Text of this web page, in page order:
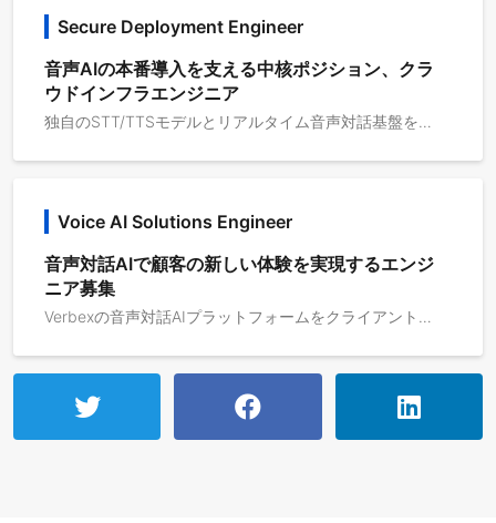
Secure Deployment Engineer
音声AIの本番導入を支える中核ポジション、クラ
ウドインフラエンジニア
独自のSTT/TTSモデルとリアルタイム音声対話基盤を持つ音声対話AIプラットフォームにおいて、金融機関、大手エンタープライズ、自治体・官公庁、医療機関、BPO事業者、SIerなど、より高いセキュリティ要件を持つ領域への導入を拡大していきます。従来のクラウド提供に加え、オンプレミス、プライベートクラウドからの閉域アクセス、ガバメントクラウド対象クラウドサービス上での利用を想定した構成への対応を予定しています。今後特に増えるのは、AzureやAWS、GCP上に顧客専用のVerbex環境を構築し、Public Internetに公開せず、承認済みクライアントや閉域ネットワークからのみ接続する構成です。このようなセキュアな導入形態を、顧客のネットワーク、セキュリティポリシー、既存システム、監査要件に合わせて設計・構築できるクラウドインフラエンジニアを募集します。最先端尾リアルタイム音声対話AIを大企業・公共機関の本番環境に安全に導入するための中核ポジションであり、単発の構築ではなく、再利用可能なデプロイメントパターン、IaCテンプレート、セキュリティ標準、運用監視設計を作っていくフェーズです！主な対象は、以下のような構成です。1. 顧客専用クラウド環境の構築Azure、AWS、GCPなどのクラウド上に、顧客ごとに分離されたVerbex専用環境を構築します。想定コンポーネントは以下です。Verbex Runtime Callhandler Agent Worker Storage Monitoring Logging API Gateway / Load Balancer Container / Kubernetes / VMベースの実行環境 Azure OpenAI / OpenAI / 外部LLMサービスとの接続 PBX、CTI、CRM、FAQ、予約システム、基幹システムとの接続2. 閉域・限定接続構成の設計Public Internetに公開せず、承認済みクライアントや顧客ネットワークからのみ接続可能な構成を設計します。具体的には以下のような設計・実装を想定しています。Private Endpoint / Private Link VNet / VPC設計 VPN / 専用線 / ExpressRoute / Direct Connect 等との接続設計 IP allowlist / firewall / security group / NSG設定 Public endpointを持たないAPI構成 顧客拠点、社内ネットワーク、コンタクトセンター基盤との接続 PBX・SIP・CTI・CRMとのセキュアな連携3. セキュリティ・監査要件への対応大企業・公共機関の導入では、機能だけでなく、データ管理、ログ管理、アクセス制御、監査対応が重要になります。そのため、以下のような領域も担当いただきます。IAM / RBAC設計 Secret管理 通信暗号化 ログ保存・マスキング・保管期間設計 監査ログ設計 顧客ごとのデータ分離 バックアップ / リストア設計 障害時の切り戻し・復旧設計 セキュリティレビュー・監査資料作成の技術支援4. IaC・運用自動化顧客ごとの専用環境を安定して構築・運用できるよう、再現性のあるインフラ構築と運用自動化を進めます。Terraform / OpenTofu / Pulumi 等によるIaC CI/CDパイプライン整備 環境構築テンプレート化 監視・アラート設計 SRE的な運用改善 環境別の構成管理 本番リリース・変更管理プロセスの整備
Voice AI Solutions Engineer
音声対話AIで顧客の新しい体験を実現するエンジ
ニア募集
Verbexの音声対話AIプラットフォームをクライアント企業の実業務に導入し、PoC含めて本番運用までを技術・業務設計の両面から推進すること。顧客の電話業務、問い合わせ対応、予約受付、受注業務、代表電話、コールセンター業務などを理解し、音声AIが担う範囲、人間が担う範囲、既存システムとの連携、運用フロー、KPIを設計します。1. 顧客業務の理解・要件定義・顧客の対話業務・問い合わせ業務・受付業務の現状ヒアリング ・業務フロー、オペレーション、例外対応、エスカレーション条件の整理 ・音声AIで自動化・効率化できる業務範囲の特定 ・PoCで検証すべき業務範囲・KPI・成功条件の定義 ・顧客の業務要件を、AI導入要件・システム要件に変換2. 音声対話AI導入設計・AIオペレーターの対応範囲設計 ・会話フロー、ヒアリング項目、確認項目、聞き返し条件の整理 ・人間オペレーターへのエスカレーション設計 ・FAQ、ナレッジ、業務ルール、スクリプトの構造化 ・通話ログ・会話結果・対応履歴の運用設計 ・導入後の改善サイクル設計3. システム連携・技術要件整理・既存PBX / CTI / CRM / 予約システム / EC / 受注管理システム等との連携要件整理 ・API、Webhook、データ連携、認証、権限、ログ出力などの仕様整理 ・顧客情報システム部門との技術折衝 ・海外R&Dチームへの技術要件伝達 ・必要に応じた簡易な検証、設定、プロトタイピング4. PoC・本導入プロジェクト推進・計画の策定 ・導入スケジュール・タスク・課題管理 ・顧客定例会での技術・業務論点の整理 ・本番運用に向けたリスク整理 ・導入後の品質改善に向けたログ分析・改善提案5. プロダクト改善へのフィードバック・日本市場特有の顧客要件の抽出 ・導入現場で繰り返し発生する課題の整理 ・管理画面、連携機能、ログ、レポート、セキュリティ要件などの改善提案 ・R&Dチームとの仕様調整 ・将来的な標準機能・パッケージ化への貢献